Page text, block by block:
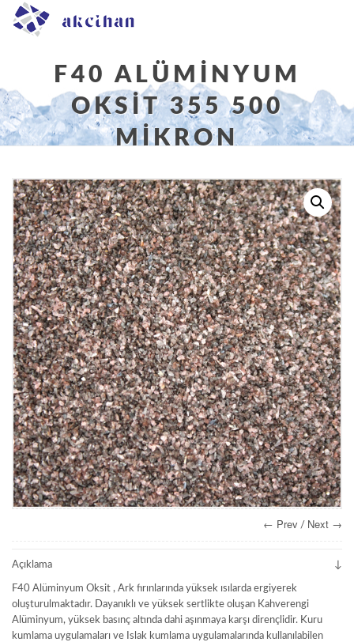
F40 ALÜMINYUM
OKSIT 355 500
MIKRON
Buradasınız:Ana Sayfa/Alüminyum Oksit/Kahverengi
Alüminyum Oksit/ F40 Alüminyum Oksit 355 500
mikron
← Prev / Next →
Açıklama
F40 Alüminyum Oksit , Ark fırınlarında yüksek ısılarda ergiyerek
oluşturulmaktadır. Dayanıklı ve yüksek sertlikte oluşan Kahverengi
Alüminyum, yüksek basınç altında dahi aşınmaya karşı dirençlidir. Kuru
kumlama uygulamaları ve Islak kumlama uygulamalarında kullanılabilen